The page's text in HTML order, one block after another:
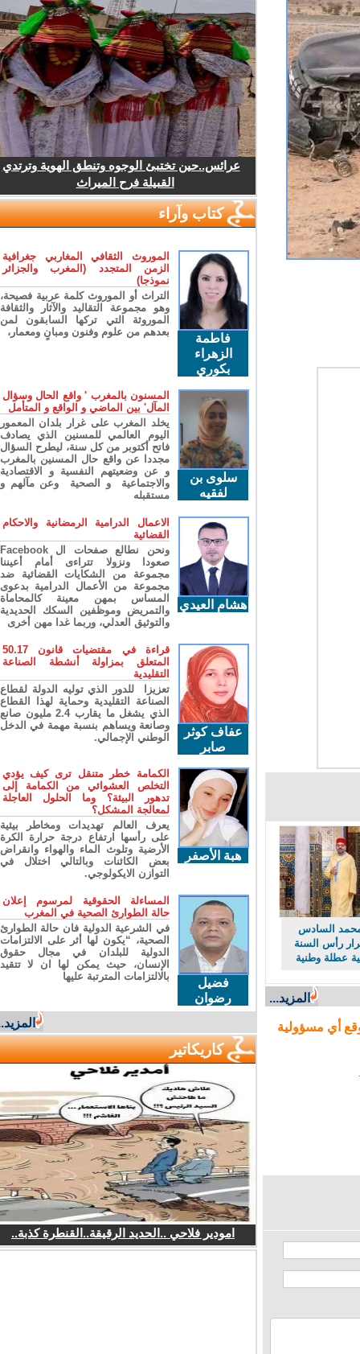
السادس
رأس السنة
عطلة وطنية
المزيد...
أي مسؤولية
عرائس..حين تختبئ الوجوه وتنطق الهوية وترتدي
القبيلة فرح الميراث
كتاب وآراء
فاطمة
الزهراء
بكوري
الموروث الثقافي المغاربي جغرافية
الزمن المتجدد (المغرب والجزائر
نموذجا)
التراث أو الموروث كلمة عربية فصيحة،
وهو مجموعة التقاليد والآثار والثقافة
الموروثة التي تركها السابقون لمن
بعدهم من علوم وفنون ومبانٍ ومعمار،
سلوى بن
لفقيه
المسنون بالمغرب ' واقع الحال وسؤال
المآل' بين الماضي و الواقع و المتأمل
يخلد المغرب على غرار بلدان المعمور
اليوم العالمي للمسنين الذي يصادف
فاتح أكتوبر من كل سنة، ليطرح السؤال
مجددا عن واقع حال المسنين بالمغرب
و عن وضعيتهم النفسية و الاقتصادية
والاجتماعية و الصحية وعن مآلهم و
مستقبله
هشام العيدي
الاعمال الدرامية الرمضانية والاحكام
القضائية
ونحن نطالع صفحات ال Facebook
صعودا ونزولا تتراءى أمام أعيننا
مجموعة من الشكايات القضائية ضد
مجموعة من الأعمال الدرامية بدعوى
المساس بمهن معينة كالمحاماة
والتمريض وموظفين السكك الحديدية
والتوثيق العدلي، وربما غدا مهن أخرى
عفاف كوثر
صابر
قراءة في مقتضيات قانون 50.17
المتعلق بمزاولة أنشطة الصناعة
التقليدية
تعزيزا للدور الذي توليه الدولة لقطاع
الصناعة التقليدية وحماية لهذا القطاع
الذي يشغل ما يقارب 2.4 مليون صانع
وصانعة ويساهم بنسبة مهمة في الدخل
الوطني الإجمالي.
هبة الأصفر
الكمامة خطر متنقل ترى كيف يؤدي
التخلص العشوائي من الكمامة إلى
تدهور البيئة؟ وما الحلول العاجلة
لمعالجة المشكل؟
يعرف العالم تهديدات ومخاطر بيئية
على رأسها ارتفاع درجة حرارة الكرة
الأرضية وتلوث الماء والهواء وانقراض
بعض الكائنات وبالتالي اختلال في
التوازن الايكولوجي.
فضيل
رضوان
المساءلة الحقوقية لمرسوم إعلان
حالة الطوارئ الصحية في المغرب
في الشرعية الدولية فان حالة الطوارئ
الصحية، “يكون لها أثر على الالتزامات
الدولية للبلدان في مجال حقوق
الإنسان، حيث يمكن لها ان لا تتقيد
بالالتزامات المترتبة عليها
المزيد...
كاريكاتير
امودير فلاحي ..الحديد الرقيقة..القنطرة كذبة..